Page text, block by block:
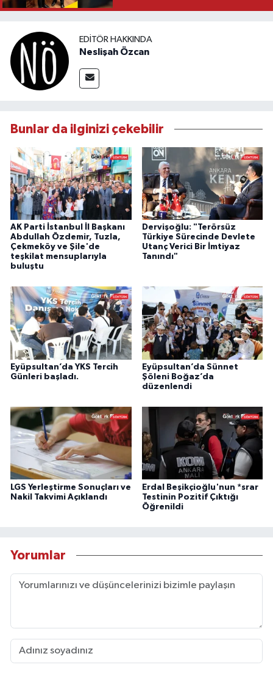
EDITÖR HAKKINDA
Neslişah Özcan
Bunlar da ilginizi çekebilir
AK Parti İstanbul İl Başkanı
Abdullah Özdemir, Tuzla,
Çekmeköy ve Şile'de
teşkilat mensuplarıyla
buluştu
Dervişoğlu: "Terörsüz
Türkiye Sürecinde Devlete
Utanç Verici Bir İmtiyaz
Tanındı"
Eyüpsultan’da YKS Tercih
Günleri başladı.
Eyüpsultan’da Sünnet
Şöleni Boğaz’da
düzenlendi
LGS Yerleştirme Sonuçları ve
Nakil Takvimi Açıklandı
Erdal Beşikçioğlu'nun *srar
Testinin Pozitif Çıktığı
Öğrenildi
Yorumlar